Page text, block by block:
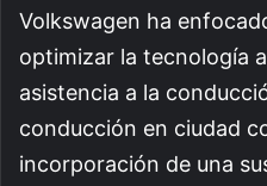
Volkswagen ha
optimizar la tecnología
asistencia a la
conducción en ciudad
incorporación de una